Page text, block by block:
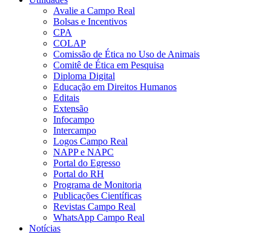
Avalie a Campo Real
Bolsas e Incentivos
CPA
COLAP
Comissão de Ética no Uso de Animais
Comitê de Ética em Pesquisa
Diploma Digital
Educação em Direitos Humanos
Editais
Extensão
Infocampo
Intercampo
Logos Campo Real
NAPP e NAPC
Portal do Egresso
Portal do RH
Programa de Monitoria
Publicações Científicas
Revistas Campo Real
WhatsApp Campo Real
Notícias